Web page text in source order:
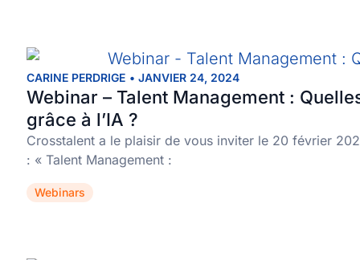
CARINE PERDRIGE • JANVIER 24, 2024
Webinar – Talent Management :
grâce à l’IA ?
Crosstalent a le plaisir de vous inviter le 20 février
: « Talent Management :
Webinars